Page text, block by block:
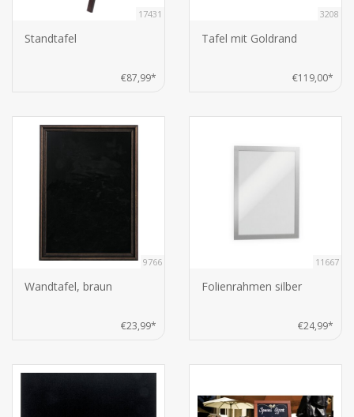
17431
Standtafel
€87,99*
3208
Tafel mit Goldrand
€119,00*
9766
Wandtafel, braun
€23,99*
11667
Folienrahmen silber
€24,99*